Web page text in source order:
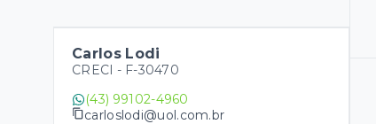
Carlos Lodi
CRECI - F-30470
(43) 99102-4960
carloslodi@uol.com.br